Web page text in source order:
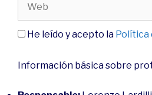
He leído y acepto la Política
Información básica sobre